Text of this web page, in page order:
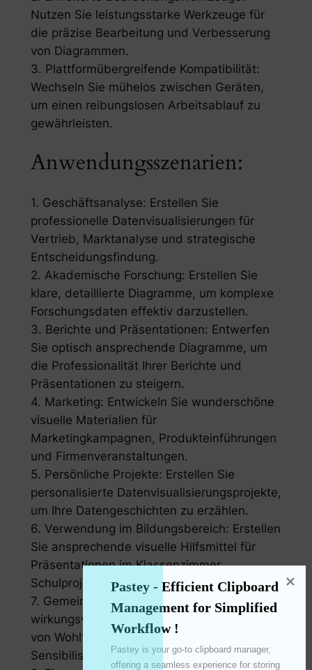
Nutzen Sie leistungsstarke Werkzeuge für
die präzise Bearbeitung und Verbesserung
von Diagrammen.
3. Plattformübergreifende Kompatibilität:
Wechseln Sie mühelos zwischen Geräten,
um einen reibungslosen Arbeitsablauf zu
gewährleisten.
Anwendungsszenarien:
1. Geschäftsanalyse: Erstellen Sie
professionelle Datenvisualisierungen für
Vertrieb, Marktanalyse und strategische
Entscheidungsfindung.
2. Akademische Forschung: Erstellen Sie
klare, detaillierte Diagramme, um komplexe
Forschungsdaten effektiv darzustellen.
3. Berichte und Präsentationen: Entwerfen
Sie optisch ansprechende Diagramme, um
die Professionalität Ihrer Berichte und
Präsentationen zu steigern.
4. Marketing: Entwickeln Sie wunderschöne
visuelle Materialien für
Marketingkampagnen, Produkteinführungen
und Firmenveranstaltungen.
5. Persönliche Projekte: Erstellen Sie
personalisierte Datenvisualisierungsprojekte,
um Ihre Datengeschichten zu erzählen.
6. Verwendung im Bildungsbereich: Erstellen
Sie ansprechende visuelle Hilfsmittel für
Präsentationen im Klassenzimmer,
Schulprojekte und Lehrmaterialien.
7. Gemeinnützige Aktivitäten: Entwerfen Sie
wirkungsvolle Diagramme zur Unterstützung
von Wohltätigkeitsveranstaltungen und
Sensibilisierungskampagnen.
Pastey - Efficient Clipboard
Management for Simplified
Workflow !
Pastey is your go-to clipboard manager,
offering a seamless experience for storing